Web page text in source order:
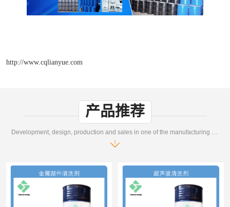
http://www.cqlianyue.com
产品推荐
Development, design, production and sales in one of the manufacturing enterprises